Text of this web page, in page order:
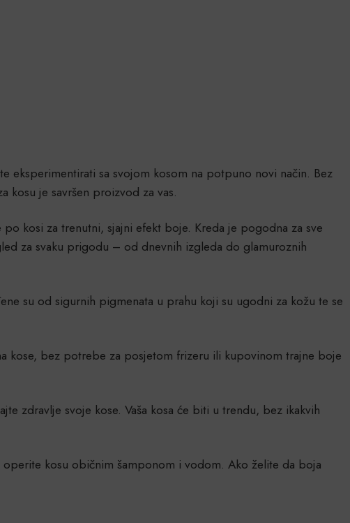
eksperimentirati sa svojom kosom na potpuno novi način. Bez
kosu je savršen proizvod za vas.
kosi za trenutni, sjajni efekt boje. Kreda je pogodna za sve
za svaku prigodu – od dnevnih izgleda do glamuroznih
su od sigurnih pigmenata u prahu koji su ugodni za kožu te se
kose, bez potrebe za posjetom frizeru ili kupovinom trajne boje
zdravlje svoje kose. Vaša kosa će biti u trendu, bez ikakvih
kosu običnim šamponom i vodom. Ako želite da boja